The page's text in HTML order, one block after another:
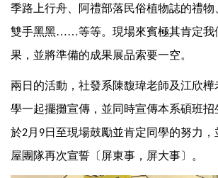
季路上行舟、阿禮部落民俗植物誌的禮物
雙手黑黑……等等。現場來賓極其肯定我
果，並將準備的成果展品索要一空。
兩日的活動，社發系陳馥瑋老師及江欣樺
學一起擺攤宣傳，並同時宣傳本系碩班
於2月 9日至現場鼓勵並肯定同學的努力
屋團隊再次宣誓〔屏東事，屏大事〕。